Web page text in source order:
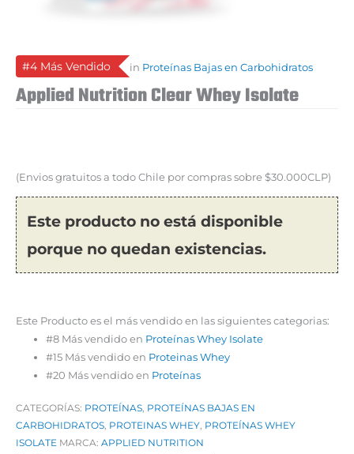
#4 Más Vendido in Proteínas Bajas en Carbohidratos
Applied Nutrition Clear Whey Isolate
(Envios gratuitos a todo Chile por compras sobre $30.000CLP)
Este producto no está disponible
porque no quedan existencias.
Este Producto es el más vendido en las siguientes categorias:
#8 Más vendido en Proteínas Whey Isolate
#15 Más vendido en Proteinas Whey
#20 Más vendido en Proteínas
CATEGORÍAS: PROTEÍNAS, PROTEÍNAS BAJAS EN
CARBOHIDRATOS, PROTEINAS WHEY, PROTEÍNAS WHEY
ISOLATE MARCA: APPLIED NUTRITION